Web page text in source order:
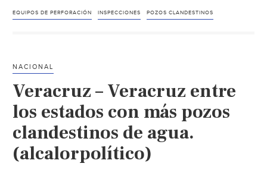
Conagua
en
Área
Metropolitana
y
zona
citrícola
EQUIPOS DE PERFORACIÓN INSPECCIONES POZOS CLANDESTINOS
NACIONAL
Veracruz – Veracruz entre
los estados con más pozos
clandestinos de agua.
(alcalorpolítico)